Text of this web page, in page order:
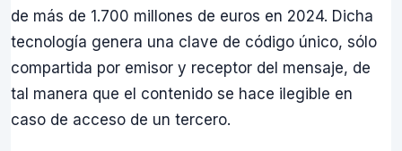
de más de 1.700 millones de euros en 2024. Dicha
tecnología genera una clave de código único, sólo
compartida por emisor y receptor del mensaje, de
tal manera que el contenido se hace ilegible en
caso de acceso de un tercero.